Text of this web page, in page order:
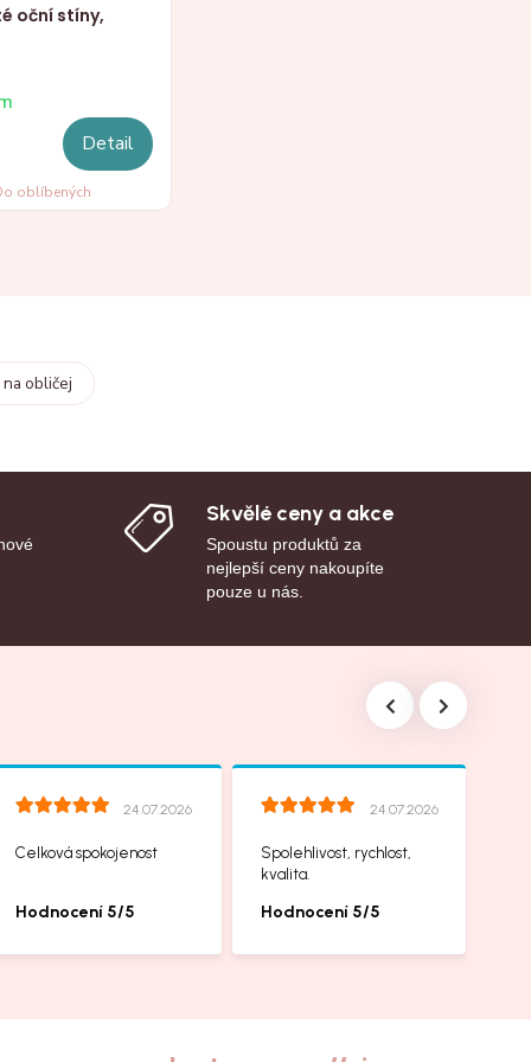
oční stíny,
Detail
oblíbených
obličej
Skvělé ceny a akce
Spoustu produktů za
nejlepší ceny nakoupíte
pouze u nás.
24.07.2026
Celková spokojenost
Hodnocení 5/5
24.07.2026
Spolehlivost, rychlost,
kvalita.
Hodnocení 5/5